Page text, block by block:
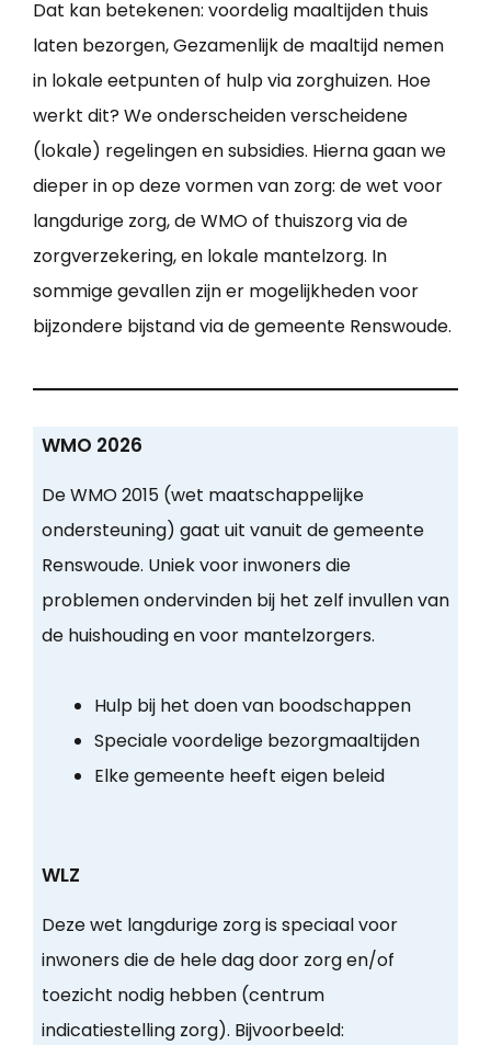
Dat kan betekenen: voordelig maaltijden thuis
laten bezorgen, Gezamenlijk de maaltijd nemen
in lokale eetpunten of hulp via zorghuizen. Hoe
werkt dit? We onderscheiden verscheidene
(lokale) regelingen en subsidies. Hierna gaan we
dieper in op deze vormen van zorg: de wet voor
langdurige zorg, de WMO of thuiszorg via de
zorgverzekering, en lokale mantelzorg. In
sommige gevallen zijn er mogelijkheden voor
bijzondere bijstand via de gemeente Renswoude.
WMO 2026
De WMO 2015 (wet maatschappelijke
ondersteuning) gaat uit vanuit de gemeente
Renswoude. Uniek voor inwoners die
problemen ondervinden bij het zelf invullen van
de huishouding en voor mantelzorgers.
Hulp bij het doen van boodschappen
Speciale voordelige bezorgmaaltijden
Elke gemeente heeft eigen beleid
WLZ
Deze wet langdurige zorg is speciaal voor
inwoners die de hele dag door zorg en/of
toezicht nodig hebben (centrum
indicatiestelling zorg). Bijvoorbeeld: